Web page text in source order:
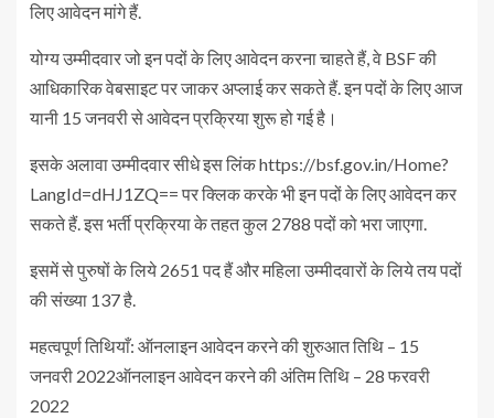
लिए आवेदन मांगे हैं.
योग्य उम्मीदवार जो इन पदों के लिए आवेदन करना चाहते हैं, वे BSF की
आधिकारिक वेबसाइट पर जाकर अप्लाई कर सकते हैं. इन पदों के लिए आज
यानी 15 जनवरी से आवेदन प्रक्रिया शुरू हो गई है।
इसके अलावा उम्मीदवार सीधे इस लिंक https://bsf.gov.in/Home?
LangId=dHJ1ZQ== पर क्लिक करके भी इन पदों के लिए आवेदन कर
सकते हैं. इस भर्ती प्रक्रिया के तहत कुल 2788 पदों को भरा जाएगा.
इसमें से पुरुषों के लिये 2651 पद हैं और मह‍िला उम्‍मीदवारों के लिये तय पदों
की संख्‍या 137 है.
महत्वपूर्ण तिथियाँ: ऑनलाइन आवेदन करने की शुरुआत तिथि – 15
जनवरी 2022ऑनलाइन आवेदन करने की अंतिम तिथि – 28 फरवरी
2022